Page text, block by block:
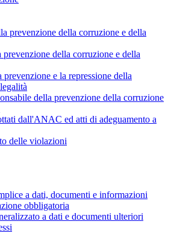
prevenzione della corruzione e della
prevenzione della corruzione e della
e la repressione della
della prevenzione della corruzione
dall'ANAC ed atti di adeguamento a
delle violazioni
a dati, documenti e informazioni
obbligatoria
a dati e documenti ulteriori